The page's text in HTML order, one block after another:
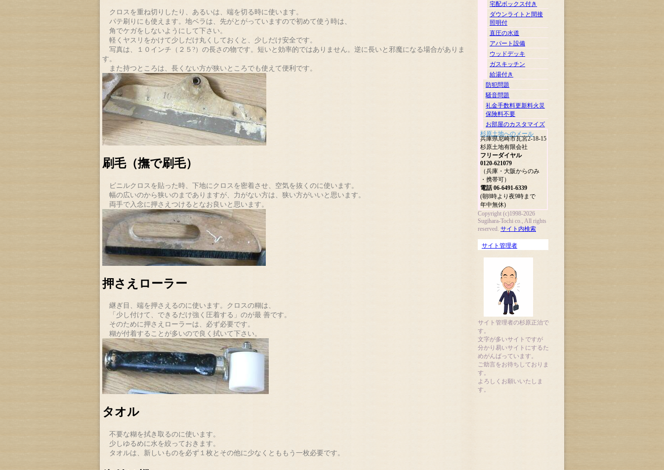
クロスを重ね切りしたり、あるいは、端を切る時に使います。
パテ刷りにも使えます。地ベラは、先がとがっていますので初めて使う時は、
角でケガをしないようにして下さい。
軽くヤスリをかけて少しだけ丸くしておくと、少しだけ安全です。
写真は、１０インチ（２５?）の長さの物です。短いと効率的ではありません。逆に長いと邪魔になる場合がありま
す。
また持つところは、長くない方が狭いところでも使えて便利です。
刷毛（撫で刷毛）
ビニルクロスを貼った時、下地にクロスを密着させ、空気を抜くのに使います。
幅の広いのから狭いのまでありますが、力がない方は、狭い方がいいと思います。
両手で入念に押さえつけるとなお良いと思います。
押さえローラー
継ぎ目、端を押さえるのに使います。クロスの糊は、
「少し付けて、できるだけ強く圧着する」のが最 善です。
そのために押さえローラーは、必ず必要です。
糊が付着することが多いので良く拭いて下さい。
タオル
不要な糊を拭き取るのに使います。
少しゆるめに水を絞っておきます。
タオルは、新しいものを必ず１枚とその他に少なくとももう一枚必要です。
宅配ボックス付き
ダウンライトと間接
照明付
直圧の水道
アパート設備
ウッドデッキ
ガスキッチン
給湯付き
防犯問題
騒音問題
礼金手数料更新料火災
保険料不要
お部屋のカスタマイズ
杉原土地へのメール
兵庫県尼崎市瓦宮2-18-15
杉原土地有限会社
フリーダイヤル
0120-621079
（兵庫・大阪からのみ
・携帯可）
電話 06-6491-6339
(朝8時より夜9時まで
年中無休)
Copyright (c)1998-2026
Sugihara-Tochi co., All rights
reserved. サイト内検索
サイト管理者
サイト管理者の杉原正治で
す。
文字が多いサイトですが
分かり易いサイトにするた
めがんばっています。
ご助言をお待ちしておりま
す。
よろしくお願いいたしま
す。